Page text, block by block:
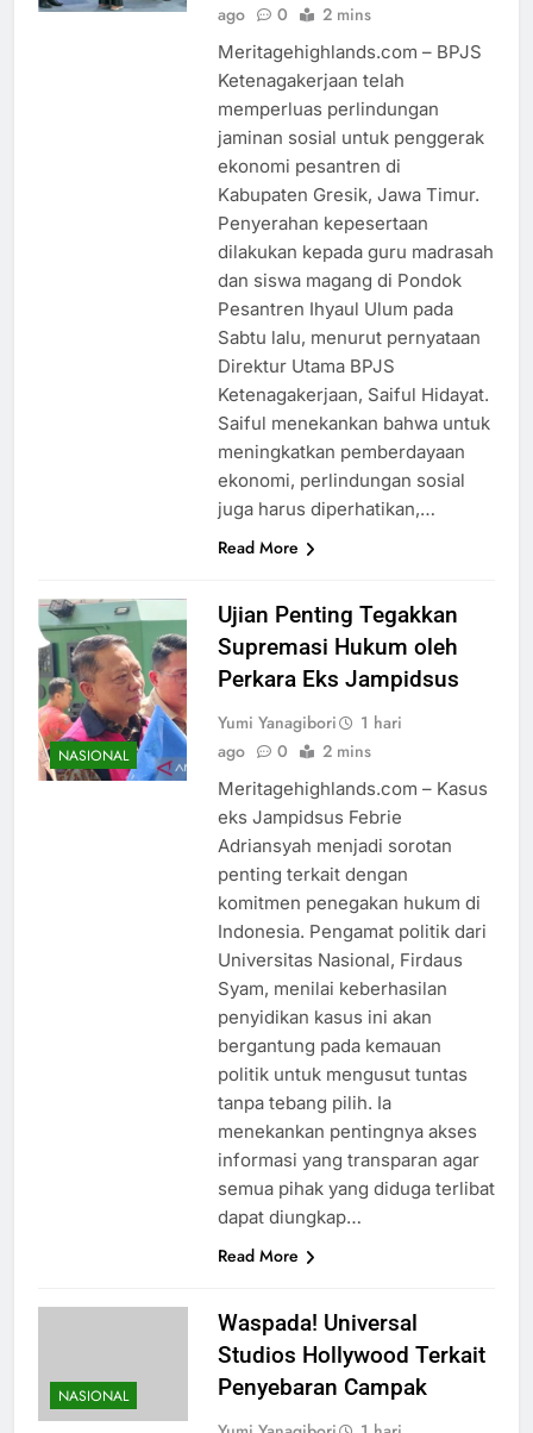
ago
0 2 mins
Meritagehighlands.com – BPJS
Ketenagakerjaan telah
memperluas perlindungan
jaminan sosial untuk penggerak
ekonomi pesantren di
Kabupaten Gresik, Jawa Timur.
Penyerahan kepesertaan
dilakukan kepada guru madrasah
dan siswa magang di Pondok
Pesantren Ihyaul Ulum pada
Sabtu lalu, menurut pernyataan
Direktur Utama BPJS
Ketenagakerjaan, Saiful Hidayat.
Saiful menekankan bahwa untuk
meningkatkan pemberdayaan
ekonomi, perlindungan sosial
juga harus diperhatikan,…
Read More
NASIONAL
Ujian Penting Tegakkan
Supremasi Hukum oleh
Perkara Eks Jampidsus
Yumi Yanagibori
1 hari
ago
0 2 mins
Meritagehighlands.com – Kasus
eks Jampidsus Febrie
Adriansyah menjadi sorotan
penting terkait dengan
komitmen penegakan hukum di
Indonesia. Pengamat politik dari
Universitas Nasional, Firdaus
Syam, menilai keberhasilan
penyidikan kasus ini akan
bergantung pada kemauan
politik untuk mengusut tuntas
tanpa tebang pilih. Ia
menekankan pentingnya akses
informasi yang transparan agar
semua pihak yang diduga terlibat
dapat diungkap…
Read More
NASIONAL
Waspada! Universal
Studios Hollywood Terkait
Penyebaran Campak